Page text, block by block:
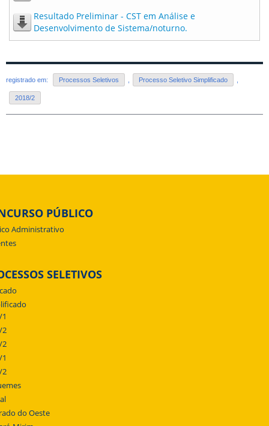
Resultado Preliminar - CST em Análise e
Desenvolvimento de Sistema/noturno.
registrado em: Processos Seletivos , Processo Seletivo Simplificado ,
2018/2
PÚBLICO
Administrativo
SELETIVOS
2
2
2
do Oeste